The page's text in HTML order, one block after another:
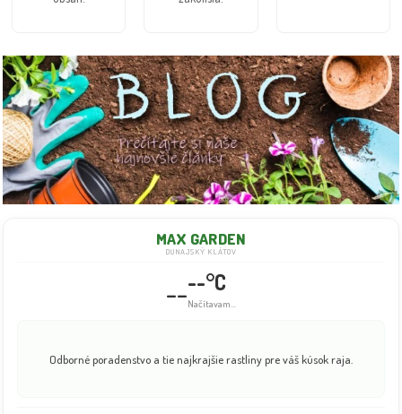
MAX GARDEN
DUNAJSKÝ KLÁTOV
----°C
Načítavam...
Odborné poradenstvo a tie najkrajšie rastliny pre váš kúsok raja.